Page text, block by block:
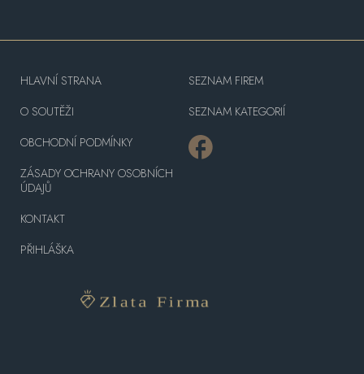
HLAVNÍ STRANA
O SOUTĚŽI
OBCHODNÍ PODMÍNKY
ZÁSADY OCHRANY OSOBNÍCH
ÚDAJŮ
KONTAKT
PŘIHLÁŠKA
SEZNAM FIREM
SEZNAM KATEGORIÍ